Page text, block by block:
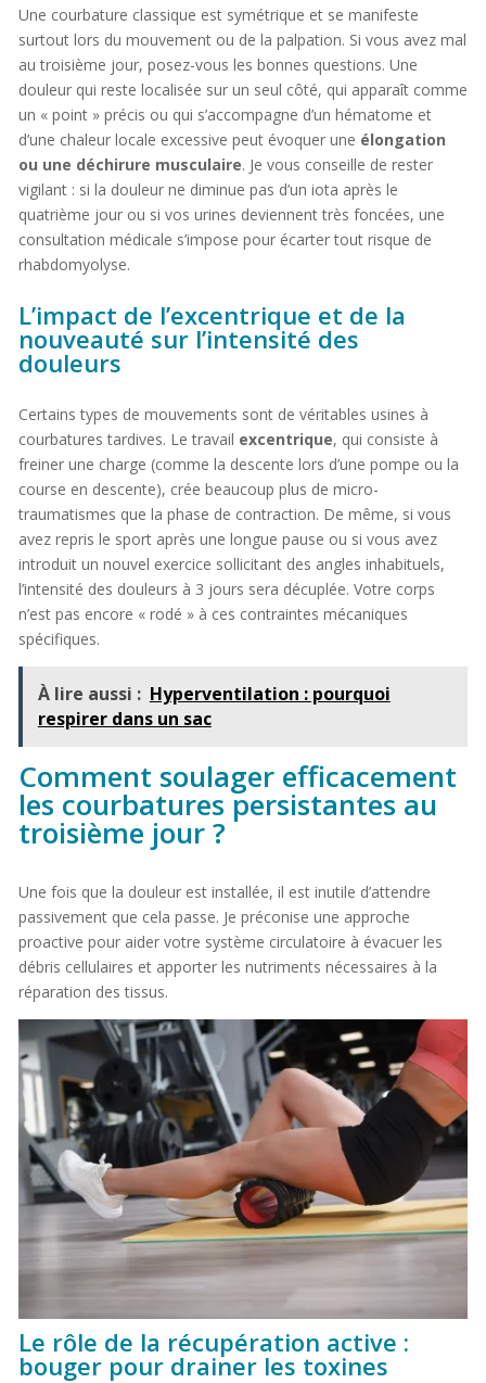
Une courbature classique est symétrique et se manifeste
surtout lors du mouvement ou de la palpation. Si vous avez mal
au troisième jour, posez-vous les bonnes questions. Une
douleur qui reste localisée sur un seul côté, qui apparaît comme
un « point » précis ou qui s’accompagne d’un hématome et
d’une chaleur locale excessive peut évoquer une élongation
ou une déchirure musculaire. Je vous conseille de rester
vigilant : si la douleur ne diminue pas d’un iota après le
quatrième jour ou si vos urines deviennent très foncées, une
consultation médicale s’impose pour écarter tout risque de
rhabdomyolyse.
L’impact de l’excentrique et de la
nouveauté sur l’intensité des
douleurs
Certains types de mouvements sont de véritables usines à
courbatures tardives. Le travail excentrique, qui consiste à
freiner une charge (comme la descente lors d’une pompe ou la
course en descente), crée beaucoup plus de micro-
traumatismes que la phase de contraction. De même, si vous
avez repris le sport après une longue pause ou si vous avez
introduit un nouvel exercice sollicitant des angles inhabituels,
l’intensité des douleurs à 3 jours sera décuplée. Votre corps
n’est pas encore « rodé » à ces contraintes mécaniques
spécifiques.
À lire aussi : Hyperventilation : pourquoi
respirer dans un sac
Comment soulager efficacement
les courbatures persistantes au
troisième jour ?
Une fois que la douleur est installée, il est inutile d’attendre
passivement que cela passe. Je préconise une approche
proactive pour aider votre système circulatoire à évacuer les
débris cellulaires et apporter les nutriments nécessaires à la
réparation des tissus.
Le rôle de la récupération active :
bouger pour drainer les toxines